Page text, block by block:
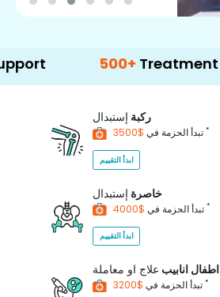
500+ Treatment Options
ركبة إستبدال
تبدأ الحزمة في *
ابدأ التقييم
خاصرة إستبدال
تبدأ الحزمة في *
ابدأ التقييم
اطفال انابيب علاج او معاملة
تبدأ الحزمة في *